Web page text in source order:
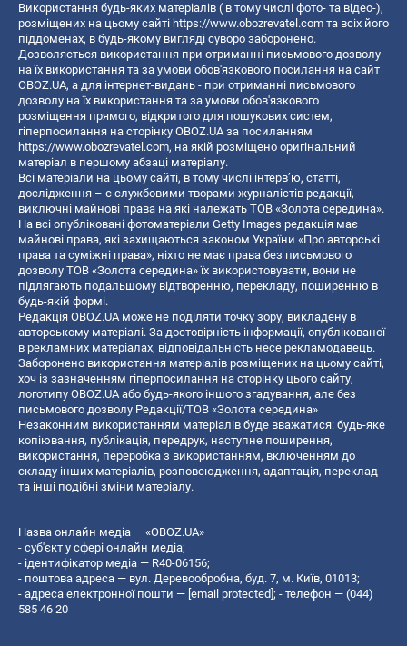
Використання будь-яких матеріалів ( в тому числі фото- та відео-),
розміщених на цьому сайті https://www.obozrevatel.com та всіх його
піддоменах, в будь-якому вигляді суворо заборонено.
Дозволяється використання при отриманні письмового дозволу
на їх використання та за умови обов'язкового посилання на сайт
OBOZ.UA, а для інтернет-видань - при отриманні письмового
дозволу на їх використання та за умови обов'язкового
розміщення прямого, відкритого для пошукових систем,
гіперпосилання на сторінку OBOZ.UA за посиланням
https://www.obozrevatel.com, на якій розміщено оригінальний
матеріал в першому абзаці матеріалу.
Всі матеріали на цьому сайті, в тому числі інтерв’ю, статті,
дослідження – є службовими творами журналістів редакції,
виключні майнові права на які належать ТОВ «Золота середина».
На всі опубліковані фотоматеріали Getty Images редакція має
майнові права, які захищаються законом України «Про авторські
права та суміжні права», ніхто не має права без письмового
дозволу ТОВ «Золота середина» їх використовувати, вони не
підлягають подальшому відтворенню, перекладу, поширенню в
будь-якій формі.
Редакція OBOZ.UA може не поділяти точку зору, викладену в
авторському матеріалі. За достовірність інформації, опублікованої
в рекламних матеріалах, відповідальність несе рекламодавець.
Заборонено використання матеріалів розміщених на цьому сайті,
хоч із зазначенням гіперпосилання на сторінку цього сайту,
логотипу OBOZ.UA або будь-якого іншого згадування, але без
письмового дозволу Редакції/ТОВ «Золота середина»
Незаконним використанням матеріалів буде вважатися: будь-яке
копiювання, публiкацiя, передрук, наступне поширення,
використання, переробка з використанням, включенням до
складу інших матеріалів, розповсюдження, адаптація, переклад
та інші подібні зміни матеріалу.
Назва онлайн медіа — «OBOZ.UA»
- суб'єкт у сфері онлайн медіа;
- ідентифікатор медіа — R40-06156;
- поштова адреса — вул. Деревообробна, буд. 7, м. Київ, 01013;
- адреса електронної пошти — [email protected] ; - телефон — (044)
585 46 20